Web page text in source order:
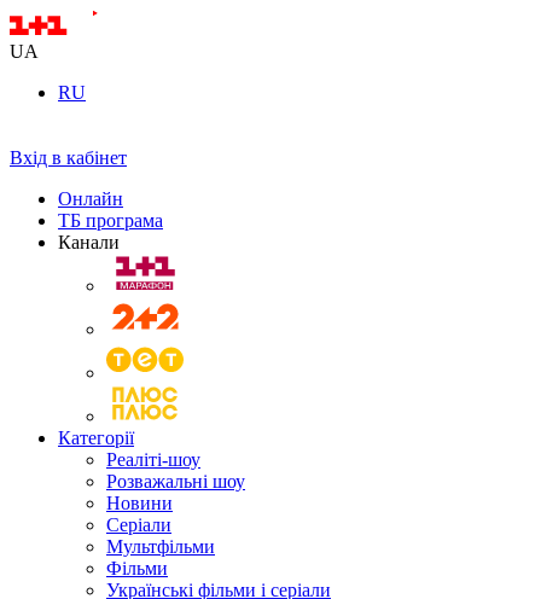
UA
RU
Вхід в кабінет
Онлайн
ТБ програма
Канали
Категорії
Реаліті-шоу
Розважальні шоу
Новини
Серіали
Мультфільми
Фільми
Українські фільми і серіали